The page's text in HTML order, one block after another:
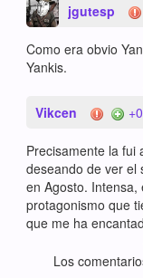
jgutesp
Como era obvio
Yankis.
Vikcen +0
Precisamente la fui
deseando de ver el
en Agosto.
protagonismo que
que me ha
Los